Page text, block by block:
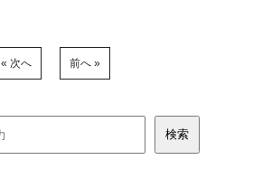
« 次へ 前へ »